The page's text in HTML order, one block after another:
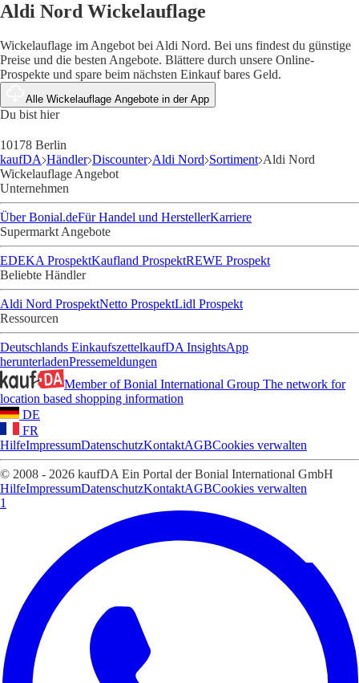
Aldi Nord Wickelauflage
Wickelauflage im Angebot bei Aldi Nord. Bei uns findest du günstige
Preise und die besten Angebote. Blättere durch unsere Online-
Prospekte und spare beim nächsten Einkauf bares Geld.
Alle Wickelauflage Angebote in der App
Du bist hier
10178 Berlin
kaufDA Händler Discounter Aldi Nord Sortiment Aldi Nord
Wickelauflage Angebot
Unternehmen
Über Bonial.deFür Handel und HerstellerKarriere
Supermarkt Angebote
EDEKA ProspektKaufland ProspektREWE Prospekt
Beliebte Händler
Aldi Nord ProspektNetto ProspektLidl Prospekt
Ressourcen
Deutschlands EinkaufszettelkaufDA InsightsApp
herunterladenPressemeldungen
Member of Bonial International Group The network for
location based shopping information
DE
FR
HilfeImpressumDatenschutzKontaktAGBCookies verwalten
© 2008 - 2026 kaufDA Ein Portal der Bonial International GmbH
HilfeImpressumDatenschutzKontaktAGBCookies verwalten
1